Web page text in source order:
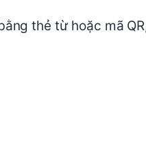
thẻ từ hoặc mã